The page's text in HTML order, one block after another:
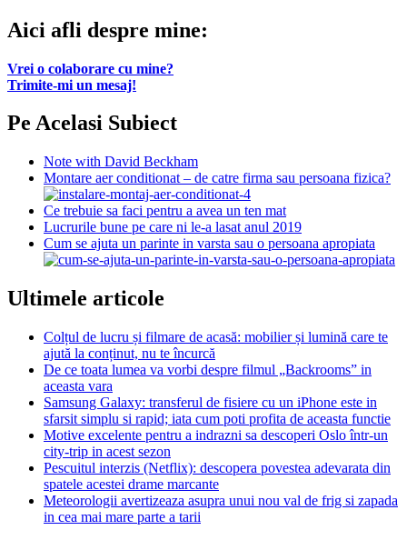
Aici afli despre mine:
Vrei o colaborare cu mine?
Trimite-mi un mesaj!
Pe Acelasi Subiect
Note with David Beckham
Montare aer conditionat – de catre firma sau persoana fizica?
Ce trebuie sa faci pentru a avea un ten mat
Lucrurile bune pe care ni le-a lasat anul 2019
Cum se ajuta un parinte in varsta sau o persoana apropiata
Ultimele articole
Colțul de lucru și filmare de acasă: mobilier și lumină care te
ajută la conținut, nu te încurcă
De ce toata lumea va vorbi despre filmul „Backrooms” in
aceasta vara
Samsung Galaxy: transferul de fisiere cu un iPhone este in
sfarsit simplu si rapid; iata cum poti profita de aceasta functie
Motive excelente pentru a indrazni sa descoperi Oslo într-un
city-trip in acest sezon
Pescuitul interzis (Netflix): descopera povestea adevarata din
spatele acestei drame marcante
Meteorologii avertizeaza asupra unui nou val de frig si zapada
in cea mai mare parte a tarii